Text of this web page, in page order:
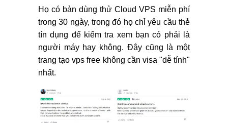
Họ có bản dùng thử Cloud VPS miễn phí
trong 30 ngày, trong đó họ chỉ yêu cầu thẻ
tín dụng để kiểm tra xem bạn có phải là
người máy hay không. Đây cũng là một
trang tạo vps free không cần visa "dễ tính"
nhất.